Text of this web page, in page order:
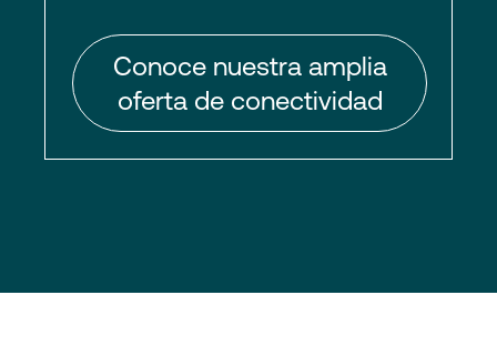
Conoce nuestra amplia
oferta de conectividad